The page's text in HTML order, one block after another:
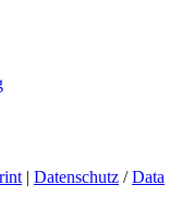
| Datenschutz /Data